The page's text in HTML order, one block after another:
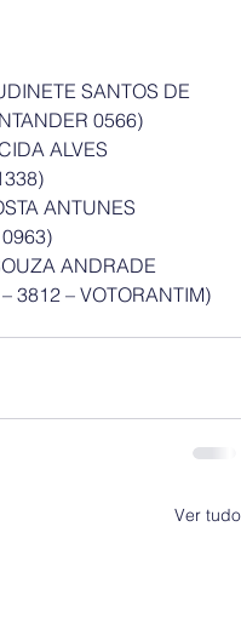
SANTOS DE
0566)
ALVES
ANTUNES
ANDRADE
3812 – VOTORANTIM)
Ver tudo